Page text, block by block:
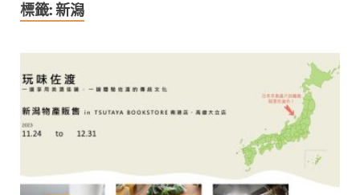
標籤:新潟